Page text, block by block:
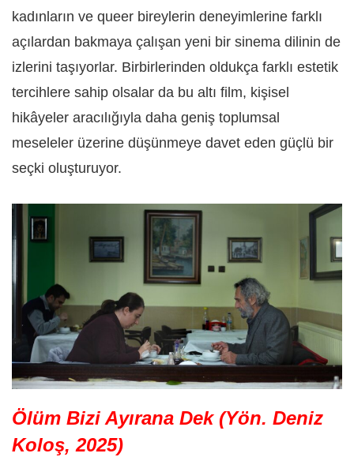
kadınların ve queer bireylerin deneyimlerine farklı
açılardan bakmaya çalışan yeni bir sinema dilinin de
izlerini taşıyorlar. Birbirlerinden oldukça farklı estetik
tercihlere sahip olsalar da bu altı film, kişisel
hikâyeler aracılığıyla daha geniş toplumsal
meseleler üzerine düşünmeye davet eden güçlü bir
seçki oluşturuyor.
Ölüm Bizi Ayırana Dek (Yön. Deniz
Koloş, 2025)